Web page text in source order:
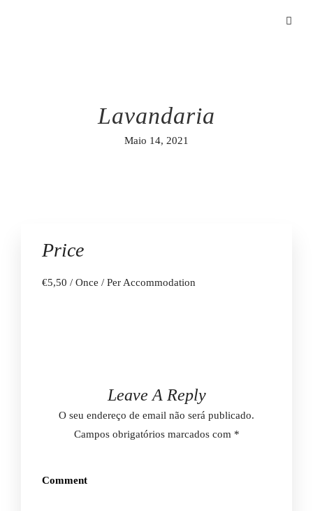
Lavandaria
Maio 14, 2021
Price
€5,50 / Once / Per Accommodation
Leave A Reply
O seu endereço de email não será publicado.
Campos obrigatórios marcados com *
Comment